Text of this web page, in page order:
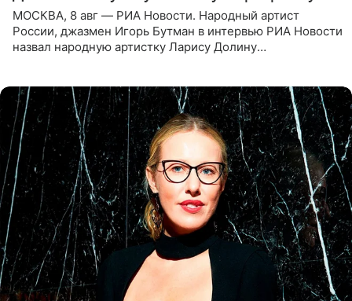
МОСКВА, 8 авг — РИА Новости. Народный артист
России, джазмен Игорь Бутман в интервью РИА Новости
назвал народную артистку Ларису Долину